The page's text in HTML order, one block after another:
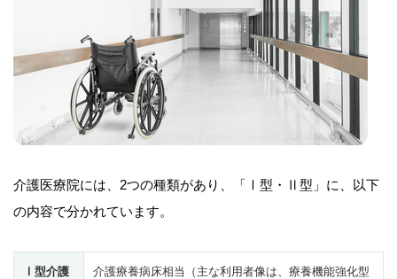
介護医療院には、2つの種類があり、「Ⅰ型・Ⅱ型」に、以下
の内容で分かれています。
Ⅰ型介護
介護療養病床相当（主な利用者像は、療養機能強化型